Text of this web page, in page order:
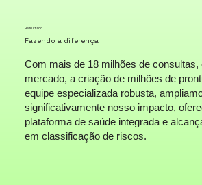
Resultado
Com mais de 18 milhões de consultas,
mercado, a criação de milhões de
equipe especializada robusta,
significativamente nosso impacto,
plataforma de saúde integrada e
em classificação de riscos.
Fazendo a diferença